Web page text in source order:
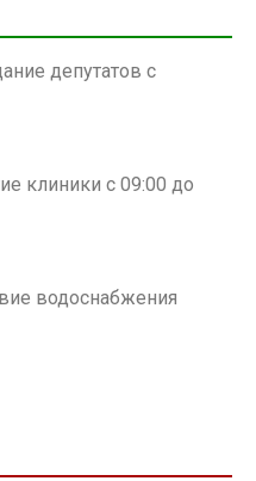
депутатов с
клиники с 09:00 до
водоснабжения